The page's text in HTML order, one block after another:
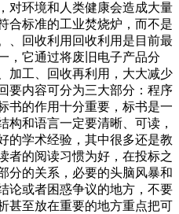
对环境和人类健康会造成大量
合标准的工业焚烧炉，而不是
、回收利用回收利用是目前最
，它通过将废旧电子产品分
加工、回收再利用，大大减少
要内容可分为三大部分：程序
书的作用十分重要，标书是一
构和语言一定要清晰、可读，
的学术经验，其中很多还是教
者的阅读习惯为好，在投标之
分的关系，必要的头脑风暴和
论或者困惑争议的地方，不要
甚至放在重要的地方重点把可